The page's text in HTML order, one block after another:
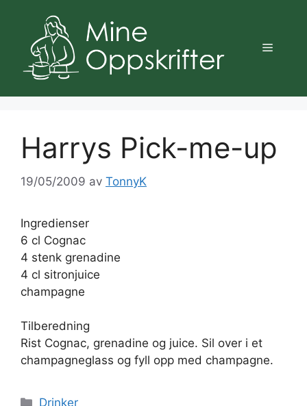
innhold
Meny
Harrys Pick-me-up
19/05/2009 av TonnyK
Ingredienser
6 cl Cognac
4 stenk grenadine
4 cl sitronjuice
champagne
Tilberedning
Rist Cognac, grenadine og juice. Sil over i et
champagneglass og fyll opp med champagne.
Kategorier
Drinker